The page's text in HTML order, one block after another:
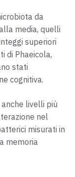
da
media, quelli
superiori
di Phaeicola,
stati
cognitiva.
livelli più
nel
misurati in
memoria